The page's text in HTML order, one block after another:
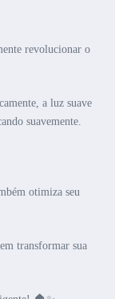
revolucionar o
a luz suave
suavemente.
otimiza seu
transformar sua